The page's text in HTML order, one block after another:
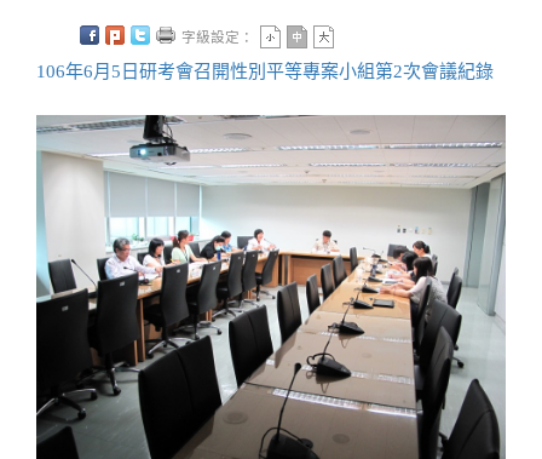
字級設定：
106年6月5日研考會召開性別平等專案小組第2次會議紀錄